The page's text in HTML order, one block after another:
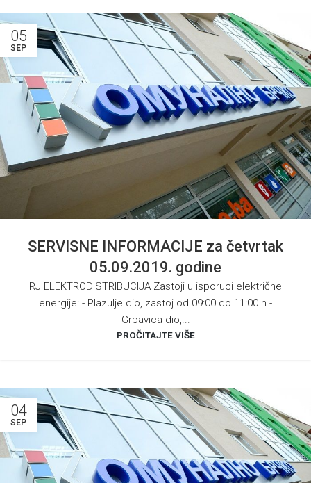
05
SEP
SERVISNE INFORMACIJE za četvrtak
05.09.2019. godine
RJ ELEKTRODISTRIBUCIJA Zastoji u isporuci električne
energije: - Plazulje dio, zastoj od 09:00 do 11:00 h -
Grbavica dio,...
PROČITAJTE VIŠE
04
SEP